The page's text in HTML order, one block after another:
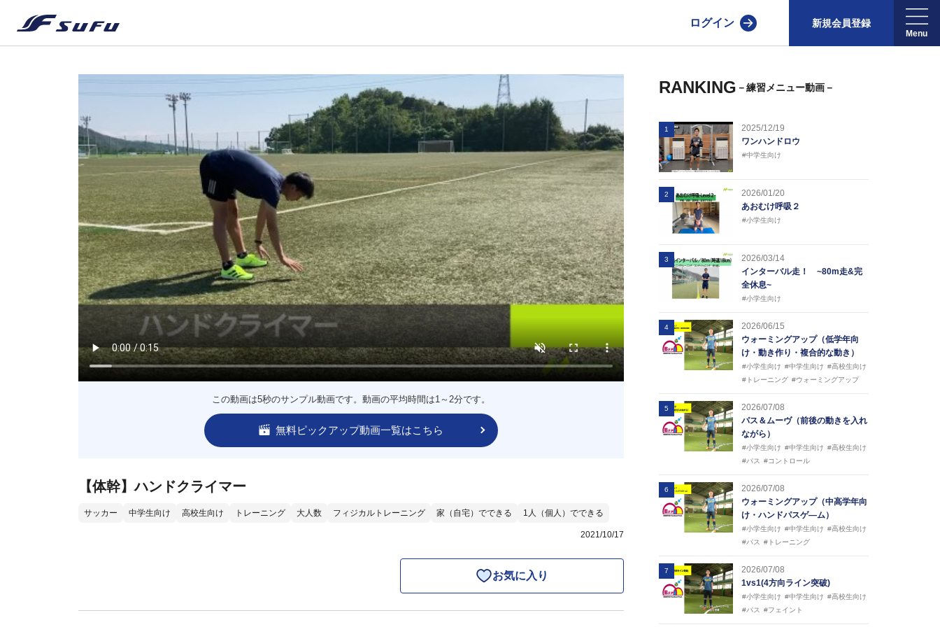
ログイン 新規会員登録
この動画は5秒のサンプル動画です。動画の平均時間は1～2分です。
無料ピックアップ動画一覧はこちら
【体幹】ハンドクライマー
サッカー 中学生向け 高校生向け トレーニング 大人数 フィジカルトレーニング 家（自宅）でできる 1人（個人）でできる
2021/10/17
お気に入り
RANKING －練習メニュー動画－
1
2025/12/19
ワンハンドロウ
#中学生向け
2
2026/01/20
あおむけ呼吸２
#小学生向け
3
2026/03/14
インターバル走！ ~80m走&完
全休息~
#小学生向け
4
2026/06/15
ウォーミングアップ（低学年向
け・動き作り・複合的な動き）
#小学生向け #中学生向け #高校生向け
#トレーニング #ウォーミングアップ
5
2026/07/08
パス＆ムーヴ（前後の動きを入れ
ながら）
#小学生向け #中学生向け #高校生向け
#パス
#コントロール
6
2026/07/08
ウォーミングアップ（中高学年向
け・ハンドパスゲ―ム）
#小学生向け #中学生向け #高校生向け
#パス
#トレーニング
7
2026/07/08
1vs1(4方向ライン突破)
#小学生向け #中学生向け #高校生向け
#パス
#フェイント